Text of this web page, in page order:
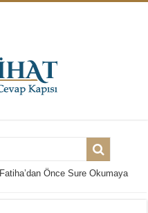
Fatiha’dan Önce Sure Okumaya